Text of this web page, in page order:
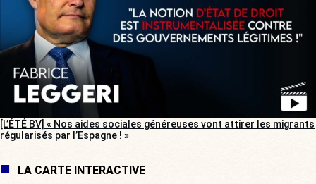
[L’ÉTÉ BV] « Nos aides sociales généreuses vont attirer les migrants
régularisés par l’Espagne ! »
LA CARTE INTERACTIVE